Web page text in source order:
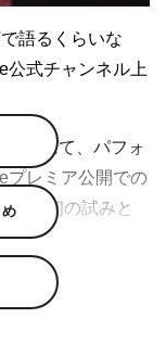
語るくらいな
公式チャンネル上
」にて、パフォ
プレミア公開での
ては初の試みと